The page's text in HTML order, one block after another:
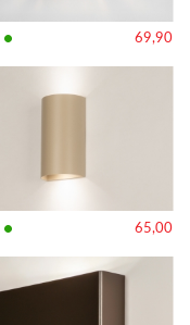
• 69,90
• 65,00